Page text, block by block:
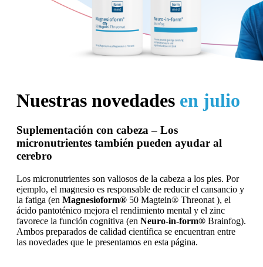
Nuestras novedades en julio
Suplementación con cabeza – Los
micronutrientes también pueden ayudar al
cerebro
Los micronutrientes son valiosos de la cabeza a los pies. Por
ejemplo, el magnesio es responsable de reducir el cansancio y
la fatiga (en Magnesioform® 50 Magtein® Threonat ), el
ácido pantoténico mejora el rendimiento mental y el zinc
favorece la función cognitiva (en Neuro-in-form® Brainfog).
Ambos preparados de calidad científica se encuentran entre
las novedades que le presentamos en esta página.